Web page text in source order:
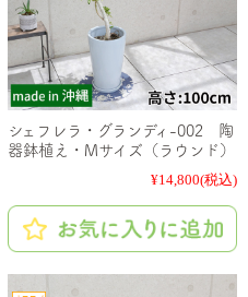
シェフレラ・グランディ-002 陶
器鉢植え・Mサイズ（ラウンド）
¥14,800(税込)